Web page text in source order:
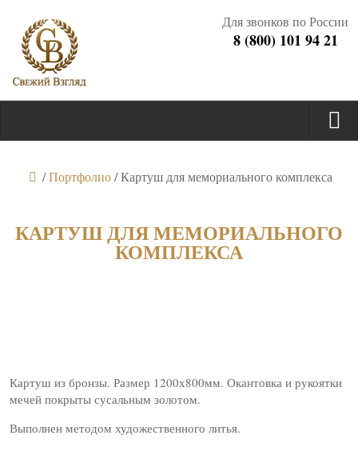
Для звонков по России
8 (800) 101 94 21
/Портфолио /Картуш для мемориального комплекса
КАРТУШ ДЛЯ МЕМОРИАЛЬНОГО
КОМПЛЕКСА
Картуш из бронзы. Размер 1200х800мм. Окантовка и рукоятки
мечей покрыты сусальным золотом.
Выполнен методом художественного литья.